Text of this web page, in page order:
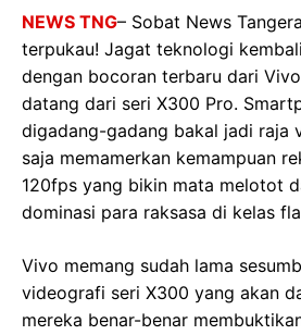
NEWS TNG– Sobat News
terpukau! Jagat teknologi
dengan bocoran terbaru dari
datang dari seri X300 Pro.
digadang-gadang bakal jadi raja
saja memamerkan kemampuan
120fps yang bikin mata melotot
dominasi para raksasa di kelas
Vivo memang sudah lama
videografi seri X300 yang akan
mereka benar-benar